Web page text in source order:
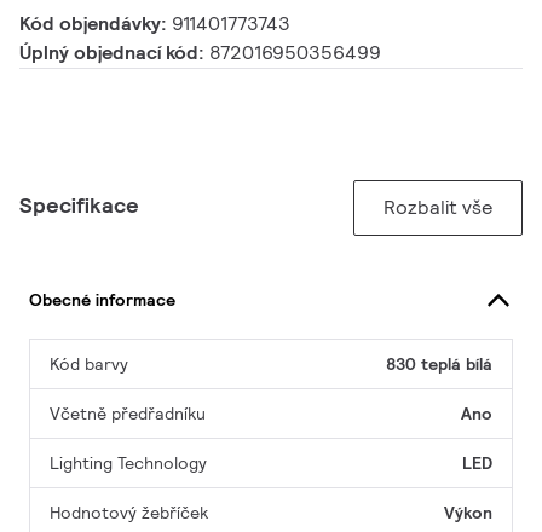
Kód objendávky: 911401773743
Úplný objednací kód: 872016950356499
Specifikace Rozbalit vše
Obecné informace
Kód barvy 830 teplá bílá
Včetně předřadníku Ano
Lighting Technology LED
Hodnotový žebříček Výkon